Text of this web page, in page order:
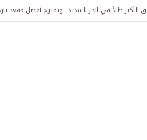
لإنشاء “الجامعة السورية التركية” في دمشق.. منح